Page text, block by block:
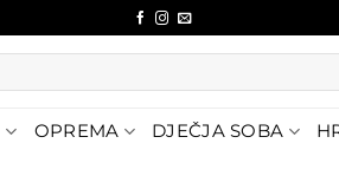
OPREMA DJEČJA SOBA